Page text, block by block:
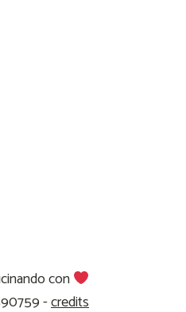
con
-credits